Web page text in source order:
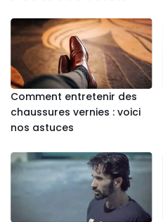
Comment entretenir des
chaussures vernies : voici
nos astuces